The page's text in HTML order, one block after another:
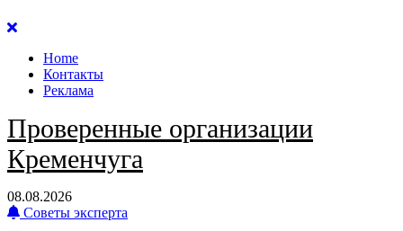
Перейти
содержанию
Home
Контакты
Реклама
Проверенные организации
Кременчуга
08.08.2026
Советы эксперта